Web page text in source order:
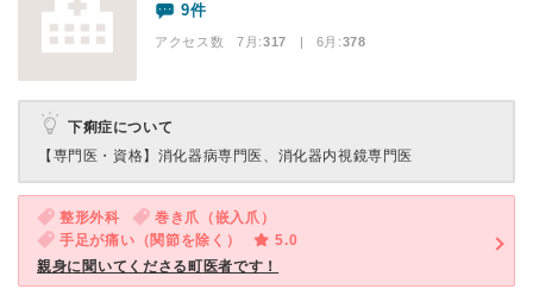
9件
アクセス数 7月:317 | 6月:378
下痢症について
【専門医・資格】 消化器病専門医、消化器内視鏡専門医
整形外科
巻き爪（嵌入爪）
手足が痛い（関節を除く）
5.0
親身に聞いてくださる町医者です！